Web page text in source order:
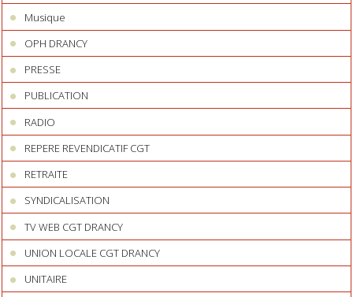
Musique
OPH DRANCY
PRESSE
PUBLICATION
RADIO
REPERE REVENDICATIF CGT
RETRAITE
SYNDICALISATION
TV WEB CGT DRANCY
UNION LOCALE CGT DRANCY
UNITAIRE